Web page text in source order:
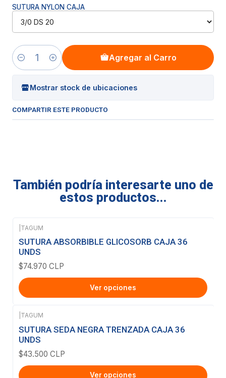
SUTURA NYLON CAJA
Cantidad
Agregar al Carro
Mostrar stock de ubicaciones
COMPARTIR ESTE PRODUCTO
También podría interesarte uno de
estos productos...
TAGUM
SUTURA ABSORBIBLE GLICOSORB CAJA 36
UNDS
$74.970 CLP
Ver opciones
TAGUM
SUTURA SEDA NEGRA TRENZADA CAJA 36
UNDS
$43.500 CLP
Ver opciones